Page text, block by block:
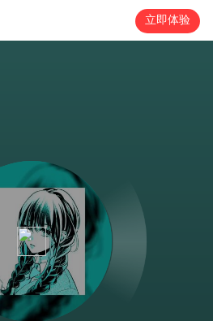
立即体验